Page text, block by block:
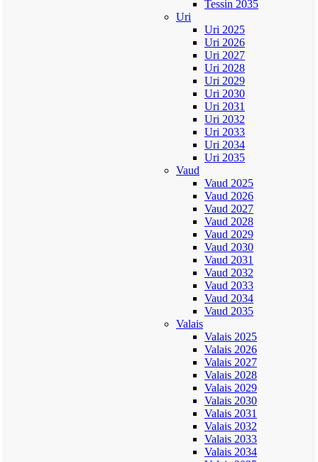
Tessin 2035
Uri
Uri 2025
Uri 2026
Uri 2027
Uri 2028
Uri 2029
Uri 2030
Uri 2031
Uri 2032
Uri 2033
Uri 2034
Uri 2035
Vaud
Vaud 2025
Vaud 2026
Vaud 2027
Vaud 2028
Vaud 2029
Vaud 2030
Vaud 2031
Vaud 2032
Vaud 2033
Vaud 2034
Vaud 2035
Valais
Valais 2025
Valais 2026
Valais 2027
Valais 2028
Valais 2029
Valais 2030
Valais 2031
Valais 2032
Valais 2033
Valais 2034